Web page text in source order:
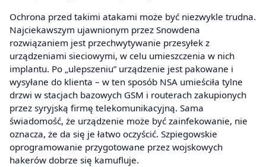
Ochrona przed takimi atakami może być niezwykle trudna.
Najciekawszym ujawnionym przez Snowdena
rozwiązaniem jest przechwytywanie przesyłek z
urządzeniami sieciowymi, w celu umieszczenia w nich
implantu. Po „ulepszeniu” urządzenie jest pakowane i
wysyłane do klienta – w ten sposób NSA umieściła tylne
drzwi w stacjach bazowych GSM i routerach zakupionych
przez syryjską firmę telekomunikacyjną. Sama
świadomość, że urządzenie może być zainfekowanie, nie
oznacza, że da się je łatwo oczyścić. Szpiegowskie
oprogramowanie przygotowane przez wojskowych
hakerów dobrze się kamufluje.